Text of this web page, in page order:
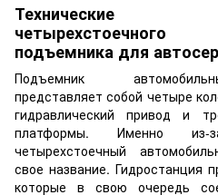
Технические
подъемника для
Подъемник
представляет собой четыре
гидравлический привод и
платформы. Именно из-
четырехстоечный
свое название. Гидростанция
которые в свою очередь